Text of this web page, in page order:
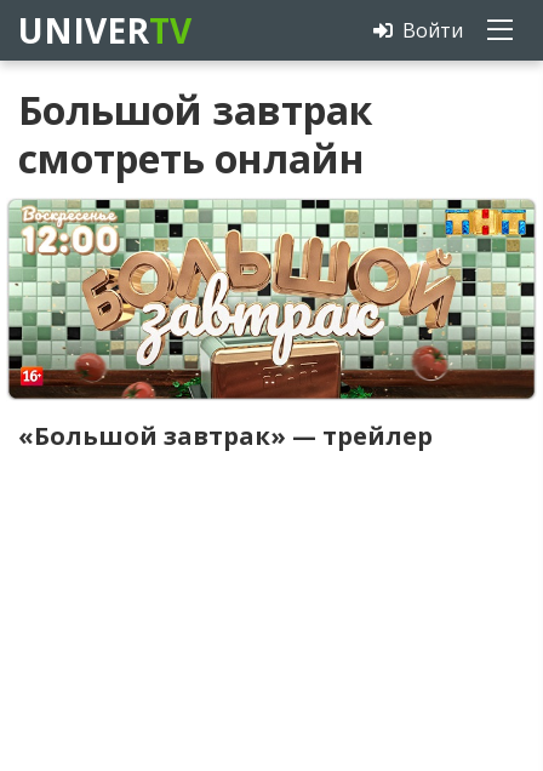
UNIVERTV Войти
Большой завтрак
смотреть онлайн
«Большой завтрак» — трейлер